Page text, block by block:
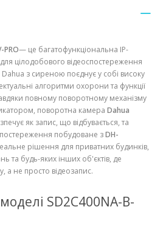
PRO— це багатофункціональна IP-
цілодобового відеоспостереження
з сиреною поєднує у собі високу
алгоритми охорони та функції
повному поворотному механізму
поворотна камера Dahua
як запис, що відбувається, та
побудоване зDH-
рішення для приватних будинків,
та будь-яких інших об'єктів, де
а не просто відеозапис.
SD2C400NA-B-